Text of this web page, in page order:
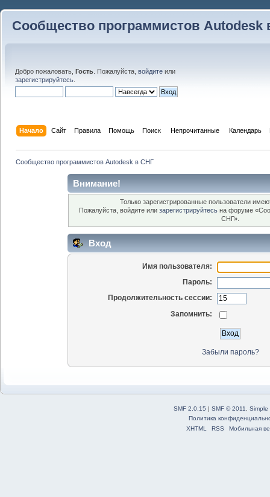
Сообщество программистов Autodesk
Добро пожаловать, Гость . Пожалуйста, войдите или
зарегистрируйтесь
Начало Сайт Правила Помощь Поиск Непрочитанные Календарь
Сообщество программистов Autodesk в СНГ
Внимание!
Только зарегистрированные пользователи
Пожалуйста, войдите или зарегистрируйтесь на форуме
СНГ».
Вход
Имя пользователя:
Пароль:
Продолжительность сессии:
Запомнить:
Забыли пароль?
SMF 2.0.15 | SMF © 2011
Simple
Политика
XHTML
RSS Мобильная